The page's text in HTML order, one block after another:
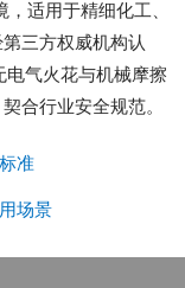
适用于精细化工、
三方权威机构认
气火花与机械摩擦
合行业安全规范。
准
场景